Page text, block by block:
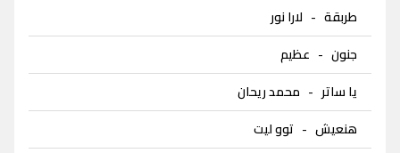
طربقة - لارا نور
جنون - عظيم
يا ساتر - محمد ريحان
هنعيش - توو ليت